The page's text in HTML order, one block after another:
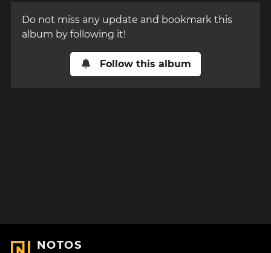
Do not miss any update and bookmark this
album by following it!
Follow this album
NOTOS